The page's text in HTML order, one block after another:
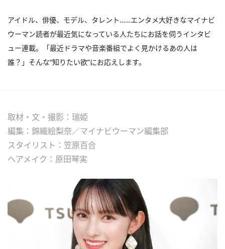
アイドル、俳優、モデル、タレント……エンタメ大好きなマイナビ
ウーマン読者が最近気になっている人たちにお話を伺うインタビ
ュー連載。「最近ドラマや音楽番組でよく見かけるあの人は
誰？」そんな“知りたい欲”にお応えします。
取材・文・撮影：瑞姫
編集：錦織絵梨奈／マイナビウーマン編集部
スタイリスト：笠原百合
ヘアメイク：原田琴実